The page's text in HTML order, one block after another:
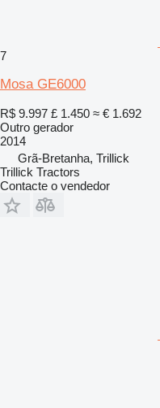
7
Mosa GE6000
R$ 9.997 £ 1.450 ≈ € 1.692
Outro gerador
2014
Grã-Bretanha, Trillick
Trillick Tractors
Contacte o vendedor